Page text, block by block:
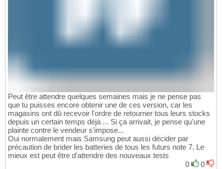
Peut être attendre quelques semaines mais je ne pense pas
que tu puisses encore obtenir une de ces version, car les
magasins ont dû recevoir l'ordre de retourner tous leurs stocks
depuis un certain temps déjà ... Si ça arrivait, je pense qu'une
plainte contre le vendeur s'impose...
Oui normalement mais Samsung peut aussi décider par
précaution de brider les batteries de tous les futurs note 7. Le
mieux est peut être d'attendre des nouveaux tests
0
0